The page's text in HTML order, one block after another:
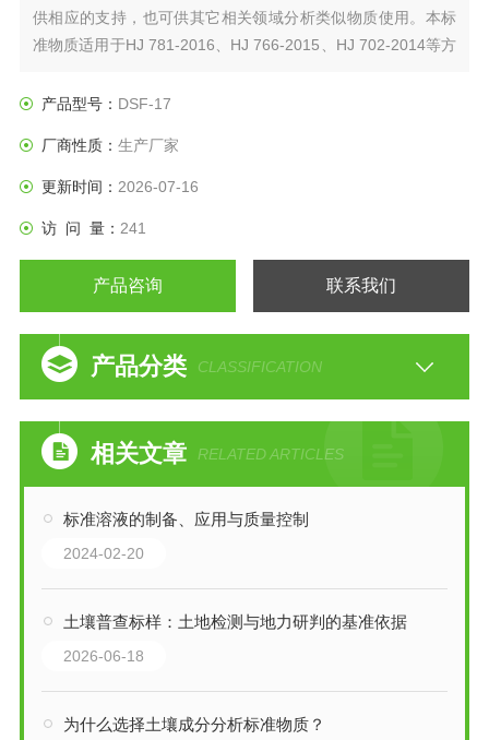
供相应的支持，也可供其它相关领域分析类似物质使用。本标
准物质适用于HJ 781-2016、HJ 766-2015、HJ 702-2014等方
产品型号： DSF-17
厂商性质： 生产厂家
更新时间： 2026-07-16
访 问 量： 241
产品咨询 联系我们
产品分类 CLASSIFICATION
相关文章 RELATED ARTICLES
标准溶液的制备、应用与质量控制
2024-02-20
土壤普查标样：土地检测与地力研判的基准依据
2026-06-18
为什么选择土壤成分分析标准物质？